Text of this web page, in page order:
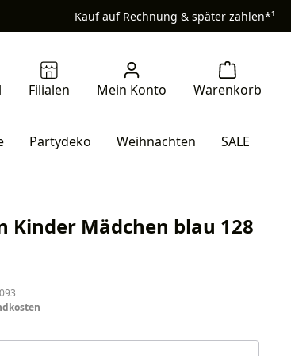
Kauf auf Rechnung & später zahlen*¹
Partydeko Weihnachten SALE
Kinder Mädchen blau 128